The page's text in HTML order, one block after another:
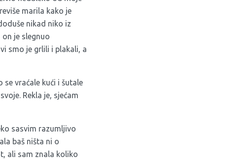
marila kako je
nikad niko iz
je slegnuo
smo je grlili i plakali, a
vraćale kući i šutale
Rekla je, sjećam
sasvim razumljivo
baš ništa ni o
ali sam znala koliko